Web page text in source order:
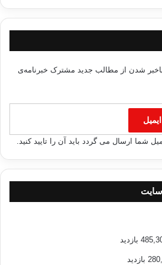
شدن از مطالب جدید مشترک خبرنامه‌ی
شما ارسال می گردد باید آن را تایید کنید.
سایت